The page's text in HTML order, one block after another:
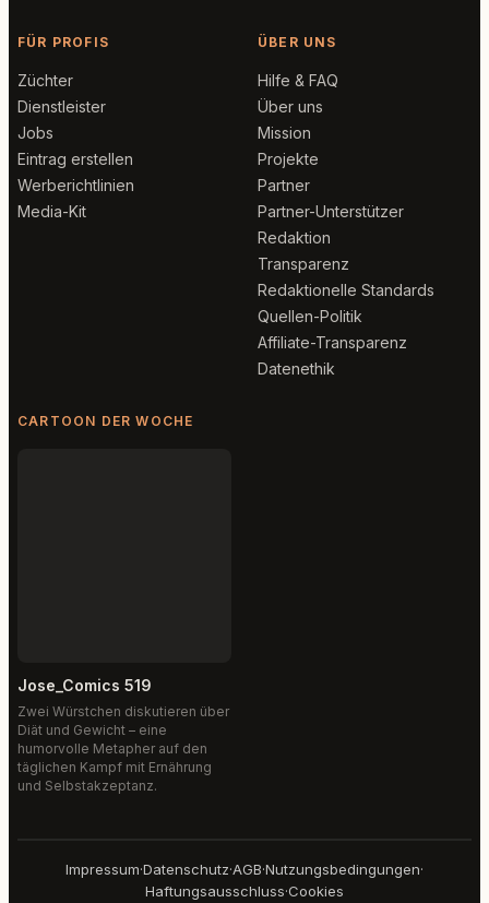
FÜR PROFIS
Züchter
Dienstleister
Jobs
Eintrag erstellen
Werberichtlinien
Media-Kit
ÜBER UNS
Hilfe & FAQ
Über uns
Mission
Projekte
Partner
Partner-Unterstützer
Redaktion
Transparenz
Redaktionelle Standards
Quellen-Politik
Affiliate-Transparenz
Datenethik
CARTOON DER WOCHE
Jose_Comics 519
Zwei Würstchen diskutieren über
Diät und Gewicht – eine
humorvolle Metapher auf den
täglichen Kampf mit Ernährung
und Selbstakzeptanz.
Impressum·Datenschutz·AGB·Nutzungsbedingungen·
Haftungsausschluss·Cookies